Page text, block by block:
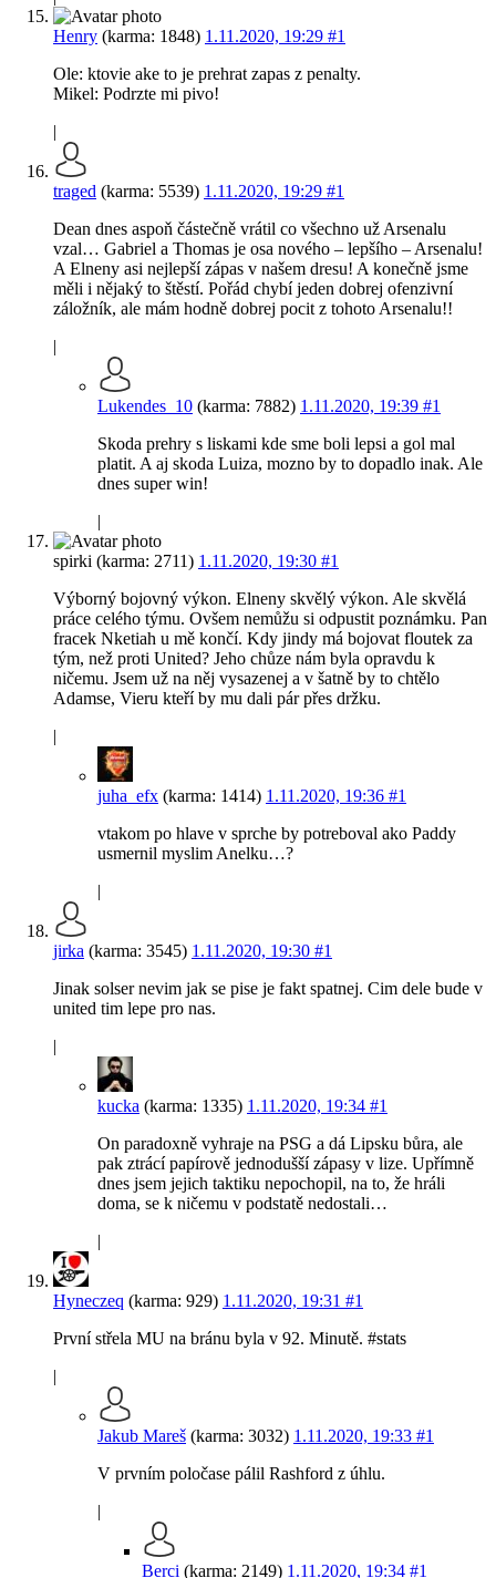
Henry (karma: 1848) 1.11.2020, 19:29 #1
Ole: ktovie ake to je prehrat zapas z penalty.
Mikel: Podrzte mi pivo!
|
traged (karma: 5539) 1.11.2020, 19:29 #1
Dean dnes aspoň částečně vrátil co všechno už Arsenalu
vzal… Gabriel a Thomas je osa nového – lepšího – Arsenalu!
A Elneny asi nejlepší zápas v našem dresu! A konečně jsme
měli i nějaký to štěstí. Pořád chybí jeden dobrej ofenzivní
záložník, ale mám hodně dobrej pocit z tohoto Arsenalu!!
|
Lukendes_10 (karma: 7882) 1.11.2020, 19:39 #1
Skoda prehry s liskami kde sme boli lepsi a gol mal
platit. A aj skoda Luiza, mozno by to dopadlo inak. Ale
dnes super win!
|
spirki (karma: 2711) 1.11.2020, 19:30 #1
Výborný bojovný výkon. Elneny skvělý výkon. Ale skvělá
práce celého týmu. Ovšem nemůžu si odpustit poznámku. Pan
fracek Nketiah u mě končí. Kdy jindy má bojovat floutek za
tým, než proti United? Jeho chůze nám byla opravdu k
ničemu. Jsem už na něj vysazenej a v šatně by to chtělo
Adamse, Vieru kteří by mu dali pár přes držku.
|
juha_efx (karma: 1414) 1.11.2020, 19:36 #1
vtakom po hlave v sprche by potreboval ako Paddy
usmernil myslim Anelku…?
|
jirka (karma: 3545) 1.11.2020, 19:30 #1
Jinak solser nevim jak se pise je fakt spatnej. Cim dele bude v
united tim lepe pro nas.
|
kucka (karma: 1335) 1.11.2020, 19:34 #1
On paradoxně vyhraje na PSG a dá Lipsku bůra, ale
pak ztrácí papírově jednodušší zápasy v lize. Upřímně
dnes jsem jejich taktiku nepochopil, na to, že hráli
doma, se k ničemu v podstatě nedostali…
|
Hyneczeq (karma: 929) 1.11.2020, 19:31 #1
První střela MU na bránu byla v 92. Minutě. #stats
|
Jakub Mareš (karma: 3032) 1.11.2020, 19:33 #1
V prvním poločase pálil Rashford z úhlu.
|
Berci (karma: 2149) 1.11.2020, 19:34 #1